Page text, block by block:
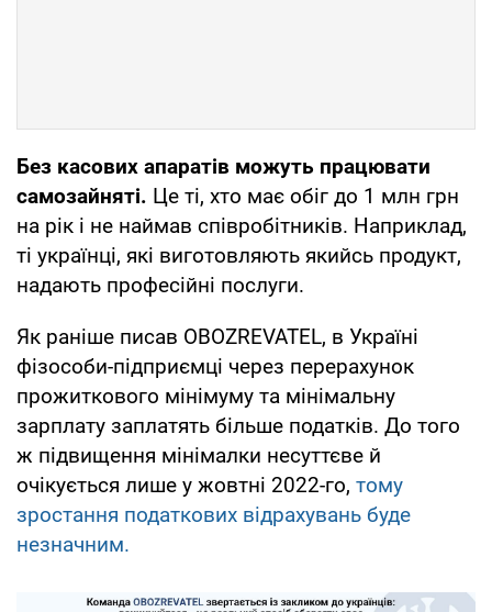
Без касових апаратів можуть працювати
самозайняті. Це ті, хто має обіг до 1 млн грн
на рік і не наймав співробітників. Наприклад,
ті українці, які виготовляють якийсь продукт,
надають професійні послуги.
Як раніше писав OBOZREVATEL, в Україні
фізособи-підприємці через перерахунок
прожиткового мінімуму та мінімальну
зарплату заплатять більше податків. До того
ж підвищення мінімалки несуттєве й
очікується лише у жовтні 2022-го, тому
зростання податкових відрахувань буде
незначним.